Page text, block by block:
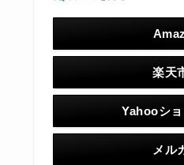
楽天
Yahooシ
メル